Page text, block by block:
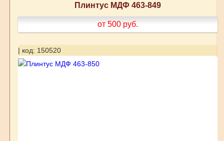
Плинтус МДФ 463-849
от 500 руб.
| код: 150520